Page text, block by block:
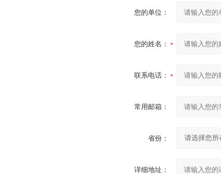
您的单位：
您的姓名：
联系电话：
常用邮箱：
省份：
详细地址：